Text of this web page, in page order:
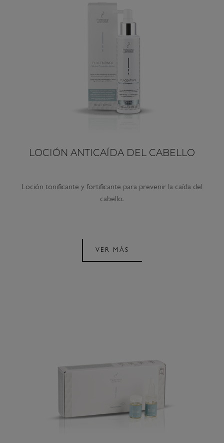
LOCIÓN ANTICAÍDA DEL CABELLO
Loción tonificante y fortificante para prevenir la caída del
cabello.
VER MÁS